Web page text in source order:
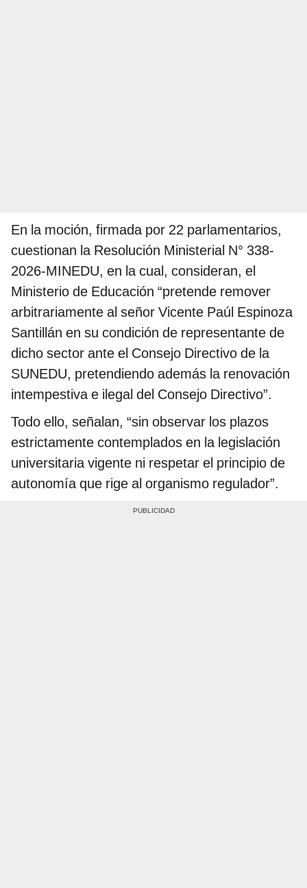
En la moción, firmada por 22 parlamentarios,
cuestionan la Resolución Ministerial N° 338-
2026-MINEDU, en la cual, consideran, el
Ministerio de Educación “pretende remover
arbitrariamente al señor Vicente Paúl Espinoza
Santillán en su condición de representante de
dicho sector ante el Consejo Directivo de la
SUNEDU, pretendiendo además la renovación
intempestiva e ilegal del Consejo Directivo”.
Todo ello, señalan, “sin observar los plazos
estrictamente contemplados en la legislación
universitaria vigente ni respetar el principio de
autonomía que rige al organismo regulador”.